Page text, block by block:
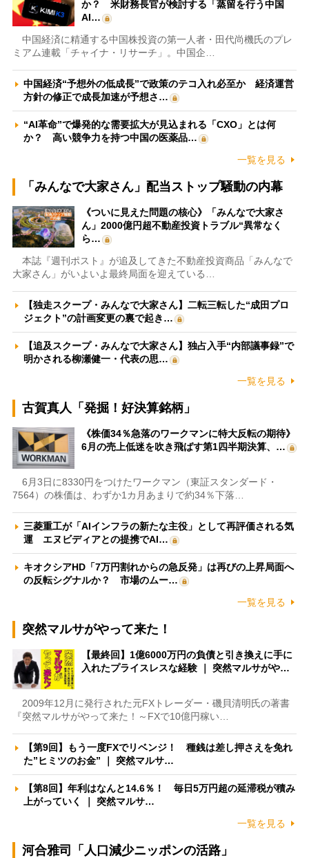
か？ 米財務長官が検討する「蒸留を行う中国
AI…
中国経済に精通する中国株投資の第一人者・田代尚機氏のプレ
ミアム連載「チャイナ・リサーチ」。中国企…
中国経済“予想外の低成長”で政策のテコ入れ必至か 経済運営
方針の修正で成長加速が予想さ…
“AI革命”で爆発的な需要拡大が見込まれる「CXO」とは何
か？ 高い競争力を持つ中国の医薬品…
一覧を見る
「みんなで大家さん」配当ストップ騒動の内幕
《ついに見えた問題の核心》「みんなで大家さ
ん」2000億円超不動産投資トラブル“異常なく
ら…
本誌『週刊ポスト』が追及してきた不動産投資商品「みんなで
大家さん」がいよいよ最終局面を迎えている…
【独走スクープ・みんなで大家さん】二転三転した“成田プロ
ジェクト”の計画変更の裏で起き…
【追及スクープ・みんなで大家さん】独占入手“内部議事録”で
明かされる柳瀬健一・代表の思…
一覧を見る
古賀真人「発掘！好決算銘柄」
《株価34％急落のワークマンに特大反転の期待》
6月の売上低迷を吹き飛ばす第1四半期決算、…
6月3日に8330円をつけたワークマン（東証スタンダード・
7564）の株価は、わずか1カ月あまりで約34％下落…
三菱重工が「AIインフラの新たな主役」として再評価される気
運 エヌビディアとの提携でAI…
キオクシアHD「7万円割れからの急反発」は再びの上昇局面へ
の反転シグナルか？ 市場のムー…
一覧を見る
突然マルサがやって来た！
【最終回】1億6000万円の負債と引き換えに手に
入れたプライスレスな経験 ｜ 突然マルサがや…
2009年12月に発行された元FXトレーダー・磯貝清明氏の著書
『突然マルサがやって来た！～FXで10億円稼い…
【第9回】もう一度FXでリベンジ！ 種銭は差し押さえを免れ
た”ヒミツのお金” ｜ 突然マルサ…
【第8回】年利はなんと14.6％！ 毎日5万円超の延滞税が積み
上がっていく ｜ 突然マルサ…
一覧を見る
河合雅司「人口減少ニッポンの活路」